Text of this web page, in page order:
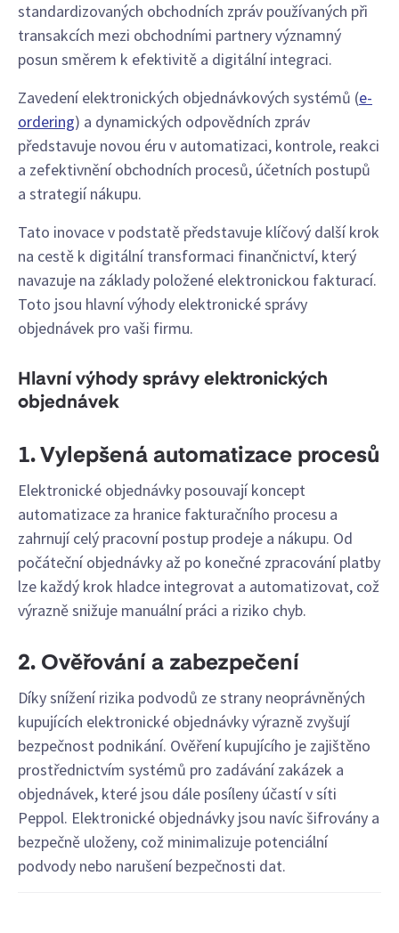
standardizovaných obchodních zpráv používaných při
transakcích mezi obchodními partnery významný
posun směrem k efektivitě a digitální integraci.
Zavedení elektronických objednávkových systémů (e-
ordering) a dynamických odpovědních zpráv
představuje novou éru v automatizaci, kontrole, reakci
a zefektivnění obchodních procesů, účetních postupů
a strategií nákupu.
Tato inovace v podstatě představuje klíčový další krok
na cestě k digitální transformaci finančnictví, který
navazuje na základy položené elektronickou fakturací.
Toto jsou hlavní výhody elektronické správy
objednávek pro vaši firmu.
Hlavní výhody správy elektronických
objednávek
1. Vylepšená automatizace procesů
Elektronické objednávky posouvají koncept
automatizace za hranice fakturačního procesu a
zahrnují celý pracovní postup prodeje a nákupu. Od
počáteční objednávky až po konečné zpracování platby
lze každý krok hladce integrovat a automatizovat, což
výrazně snižuje manuální práci a riziko chyb.
2. Ověřování a zabezpečení
Díky snížení rizika podvodů ze strany neoprávněných
kupujících elektronické objednávky výrazně zvyšují
bezpečnost podnikání. Ověření kupujícího je zajištěno
prostřednictvím systémů pro zadávání zakázek a
objednávek, které jsou dále posíleny účastí v síti
Peppol. Elektronické objednávky jsou navíc šifrovány a
bezpečně uloženy, což minimalizuje potenciální
podvody nebo narušení bezpečnosti dat.